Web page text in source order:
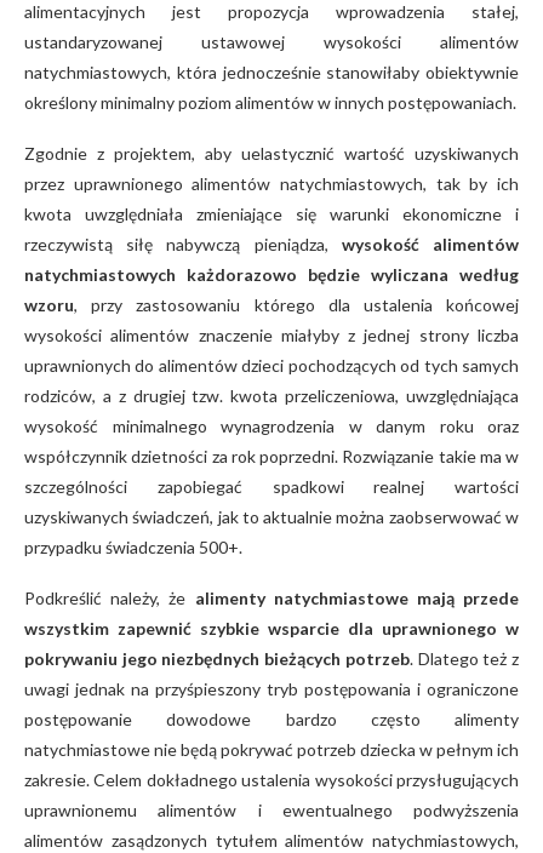
alimentacyjnych jest propozycja wprowadzenia stałej,
ustandaryzowanej ustawowej wysokości alimentów
natychmiastowych, która jednocześnie stanowiłaby obiektywnie
określony minimalny poziom alimentów w innych postępowaniach.
Zgodnie z projektem, aby uelastycznić wartość uzyskiwanych
przez uprawnionego alimentów natychmiastowych, tak by ich
kwota uwzględniała zmieniające się warunki ekonomiczne i
rzeczywistą siłę nabywczą pieniądza, wysokość alimentów
natychmiastowych każdorazowo będzie wyliczana według
wzoru, przy zastosowaniu którego dla ustalenia końcowej
wysokości alimentów znaczenie miałyby z jednej strony liczba
uprawnionych do alimentów dzieci pochodzących od tych samych
rodziców, a z drugiej tzw. kwota przeliczeniowa, uwzględniająca
wysokość minimalnego wynagrodzenia w danym roku oraz
współczynnik dzietności za rok poprzedni. Rozwiązanie takie ma w
szczególności zapobiegać spadkowi realnej wartości
uzyskiwanych świadczeń, jak to aktualnie można zaobserwować w
przypadku świadczenia 500+.
Podkreślić należy, że alimenty natychmiastowe mają przede
wszystkim zapewnić szybkie wsparcie dla uprawnionego w
pokrywaniu jego niezbędnych bieżących potrzeb. Dlatego też z
uwagi jednak na przyśpieszony tryb postępowania i ograniczone
postępowanie dowodowe bardzo często alimenty
natychmiastowe nie będą pokrywać potrzeb dziecka w pełnym ich
zakresie. Celem dokładnego ustalenia wysokości przysługujących
uprawnionemu alimentów i ewentualnego podwyższenia
alimentów zasądzonych tytułem alimentów natychmiastowych,